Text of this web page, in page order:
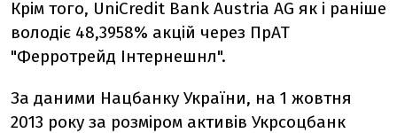
Крім того, UniCredit Bank Austria AG як і раніше
володіє 48,3958% акцій через ПрАТ
"Ферротрейд Інтернешнл".
За даними Нацбанку України, на 1 жовтня
2013 року за розміром активів Укрсоцбанк